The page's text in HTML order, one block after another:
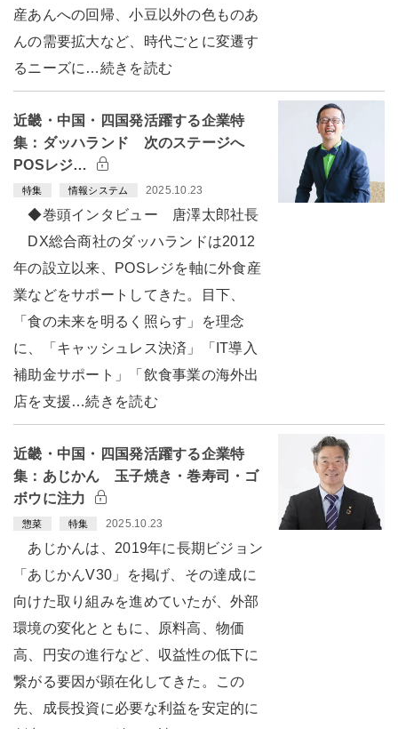
産あんへの回帰、小豆以外の色ものあ
んの需要拡大など、時代ごとに変遷す
るニーズに…続きを読む
近畿・中国・四国発活躍する企業特
集：ダッハランド 次のステージへ
POSレジ…
特集 情報システム 2025.10.23
◆巻頭インタビュー 唐澤太郎社長
DX総合商社のダッハランドは2012
年の設立以来、POSレジを軸に外食産
業などをサポートしてきた。目下、
「食の未来を明るく照らす」を理念
に、「キャッシュレス決済」「IT導入
補助金サポート」「飲食事業の海外出
店を支援…続きを読む
近畿・中国・四国発活躍する企業特
集：あじかん 玉子焼き・巻寿司・ゴ
ボウに注力
惣菜 特集 2025.10.23
あじかんは、2019年に長期ビジョン
「あじかんV30」を掲げ、その達成に
向けた取り組みを進めていたが、外部
環境の変化とともに、原料高、物価
高、円安の進行など、収益性の低下に
繋がる要因が顕在化してきた。この
先、成長投資に必要な利益を安定的に